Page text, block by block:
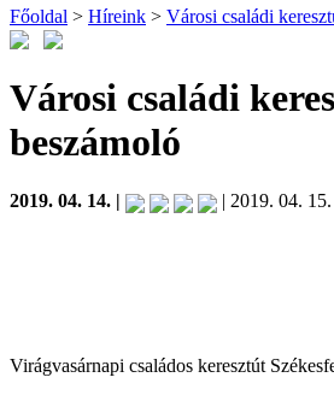
Főoldal > Híreink > Városi családi
Városi családi
beszámoló
2019. 04. 14. | | 2019. 04. 15.
Virágvasárnapi családos keresztút